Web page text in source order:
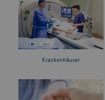
Krankenhäuser